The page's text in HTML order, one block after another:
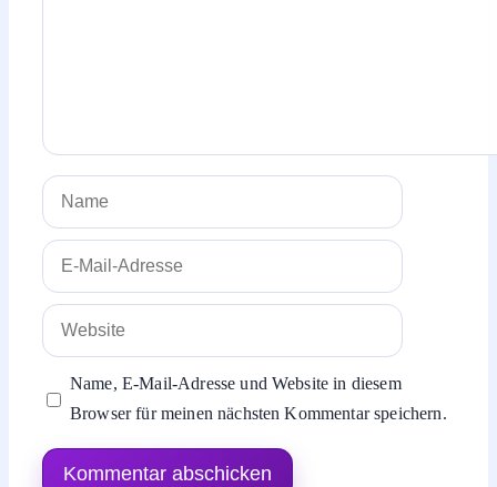
Name
E-
Mail-
Adresse
Website
Name, E-Mail-Adresse und Website in diesem
Browser für meinen nächsten Kommentar speichern.